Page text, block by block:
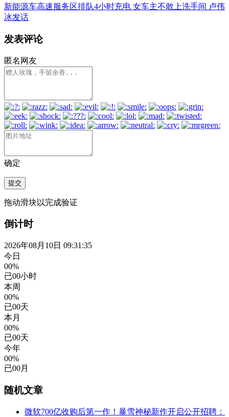
新能源车高速服务区排队4小时充电 女车主不敢上洗手间 卢伟
冰发话
发表评论
匿名网友
确定
提交
拖动滑块以完成验证
倒计时
2026年08月10日 09:31:35
今日
00%
已00小时
本周
00%
已00天
本月
00%
已00天
今年
00%
已00月
随机文章
微软700亿收购后第一作！暴雪神秘新作开启公开招聘：